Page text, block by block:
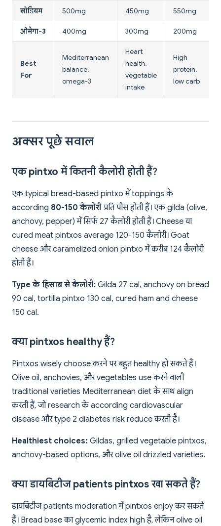
सोडियम 500mg 450mg 550mg
ओमेगा-3 400mg 300mg 200mg
Best
For
Mediterranean
balance,
omega-3
Heart
health,
vegetable
intake
High
protein,
low carb
अक्सर पूछे सवाल
एक pintxo में कितनी कैलोरी होती हैं?
एक typical bread-based pintxo में toppings के
according 80-150 कैलोरी प्रति पीस होती हैं। एक gilda (olive,
anchovy, pepper) में सिर्फ 27 कैलोरी होती हैं। Cheese या
cured meat pintxos average 120-150 कैलोरी। Goat
cheese और caramelized onion pintxo में करीब 124 कैलोरी
होती हैं।
Type के हिसाब से कैलोरी: Gilda 27 cal, anchovy on bread
90 cal, tortilla pintxo 130 cal, cured ham and cheese
150 cal.
क्या pintxos healthy हैं?
Pintxos wisely choose करने पर बहुत healthy हो सकते हैं।
Olive oil, anchovies, और vegetables use करने वाली
traditional varieties Mediterranean diet के साथ align
करती हैं, जो research के according cardiovascular
disease और type 2 diabetes risk reduce करती है।
Healthiest choices: Gildas, grilled vegetable pintxos,
anchovy-based options, और olive oil drizzled varieties.
क्या डायबिटीज patients pintxos खा सकते हैं?
डायबिटीज patients moderation में pintxos enjoy कर सकते
हैं। Bread base का glycemic index high है, लेकिन olive oil